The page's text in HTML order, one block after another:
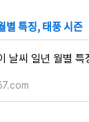
별 특징, 태풍 시즌